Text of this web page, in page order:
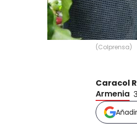
(Colprensa)
Caracol
Armenia